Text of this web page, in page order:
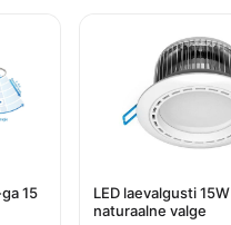
15
LED laevalgusti 15W
naturaalne valge